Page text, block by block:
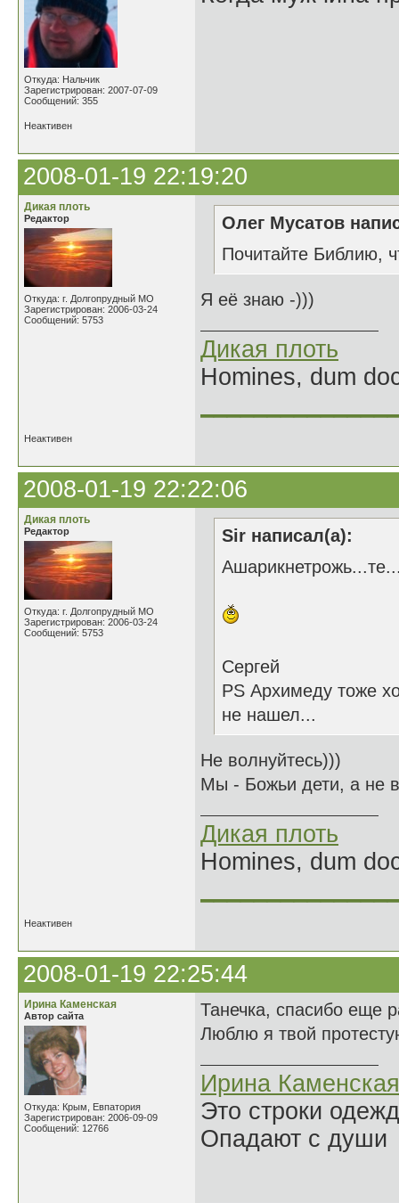
Откуда: Нальчик
Зарегистрирован: 2007-07-09
Сообщений: 355
Неактивен
2008-01-19 22:19:20
Дикая плоть
Редактор
Откуда: г. Долгопрудный МО
Зарегистрирован: 2006-03-24
Сообщений: 5753
Олег Мусатов
Почитайте Библию,
Я её знаю -)))
Дикая плоть
Homines, dum
Неактивен
2008-01-19 22:22:06
Дикая плоть
Редактор
Откуда: г. Долгопрудный МО
Зарегистрирован: 2006-03-24
Сообщений: 5753
Sir написал(а):
Сергей
PS Архимеду тоже
не нашел...
Не волнуйтесь)))
Мы - Божьи дети, а не
Дикая плоть
Homines, dum
Неактивен
2008-01-19 22:25:44
Ирина Каменская
Автор сайта
Откуда: Крым, Евпатория
Зарегистрирован: 2006-09-09
Сообщений: 12766
Танечка, спасибо еще
Люблю я твой
Ирина Каменская
Это строки
Опадают с души